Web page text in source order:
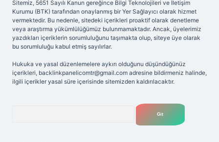
Sitemiz, 5651 Sayılı Kanun gereğince Bilgi Teknolojileri ve İletişim
Kurumu (BTK) tarafından onaylanmış bir Yer Sağlayıcı olarak hizmet
vermektedir. Bu nedenle, sitedeki içerikleri proaktif olarak denetleme
veya araştırma yükümlülüğümüz bulunmamaktadır. Ancak, üyelerimiz
yazdıkları içeriklerin sorumluluğunu taşımakta olup, siteye üye olarak
bu sorumluluğu kabul etmiş sayılırlar.
Hukuka ve yasal düzenlemelere aykırı olduğunu düşündüğünüz
içerikleri, backlinkpanelicomtr@gmail.com adresine bildirmeniz halinde,
ilgili içerikler yasal süre içerisinde sitemizden kaldırılacaktır.